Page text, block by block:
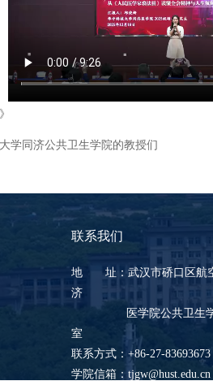
同济公共卫生学院的教授们
联系我们
地 址：武汉市硚口区航
济
医学院公共卫生学院
室
联系方式：+86-27-83693673
学院信箱：tjgw@hust.edu.cn